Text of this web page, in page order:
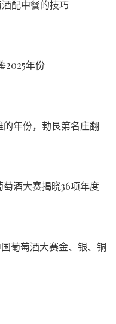
配中餐的技巧
2025年份
年份，勃艮第名庄翻
酒大赛揭晓36项年度
葡萄酒大赛金、银、铜